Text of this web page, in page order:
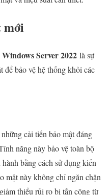
mới
Windows Server 2022 là sự
để bảo vệ hệ thống khỏi các
cải tiến bảo mật đáng
năng này bảo vệ toàn bộ
bằng cách sử dụng kiến
mật này không chỉ ngăn chặn
thiểu rủi ro bị tấn công từ